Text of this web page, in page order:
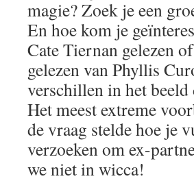
magie? Zoek je een
En hoe kom je
Cate Tiernan gelezen
gelezen van Phyllis
verschillen in het
Het meest extreme
de vraag stelde hoe je
verzoeken om ex-
we niet in wicca!